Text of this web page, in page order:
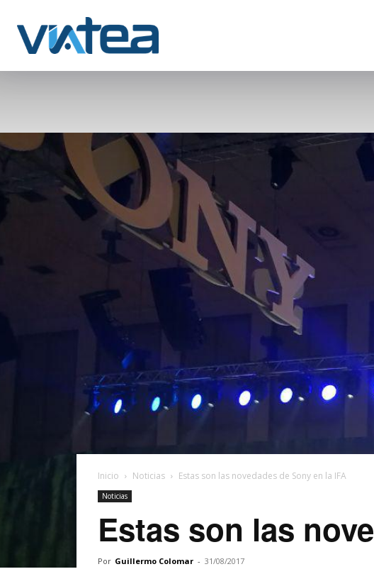
Inicio Noticias Estas son las novedades de Sony en la IFA
Noticias
Estas son las
Por Guillermo Colomar - 31/08/2017